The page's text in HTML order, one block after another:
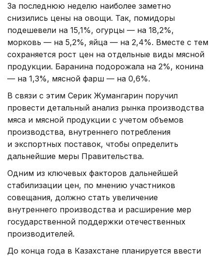
За последнюю неделю наиболее заметно
снизились цены на овощи. Так, помидоры
подешевели на 15,1%, огурцы — на 18,2%,
морковь — на 5,2%, яйца — на 2,4%. Вместе с тем
сохраняется рост цен на отдельные виды мясной
продукции. Баранина подорожала на 2%, конина
— на 1,3%, мясной фарш — на 0,6%.
В связи с этим Серик Жумангарин поручил
провести детальный анализ рынка производства
мяса и мясной продукции с учетом объемов
производства, внутреннего потребления
и экспортных поставок, чтобы определить
дальнейшие меры Правительства.
Одним из ключевых факторов дальнейшей
стабилизации цен, по мнению участников
совещания, должно стать увеличение
внутреннего производства и расширение мер
государственной поддержки отечественных
производителей.
До конца года в Казахстане планируется ввести